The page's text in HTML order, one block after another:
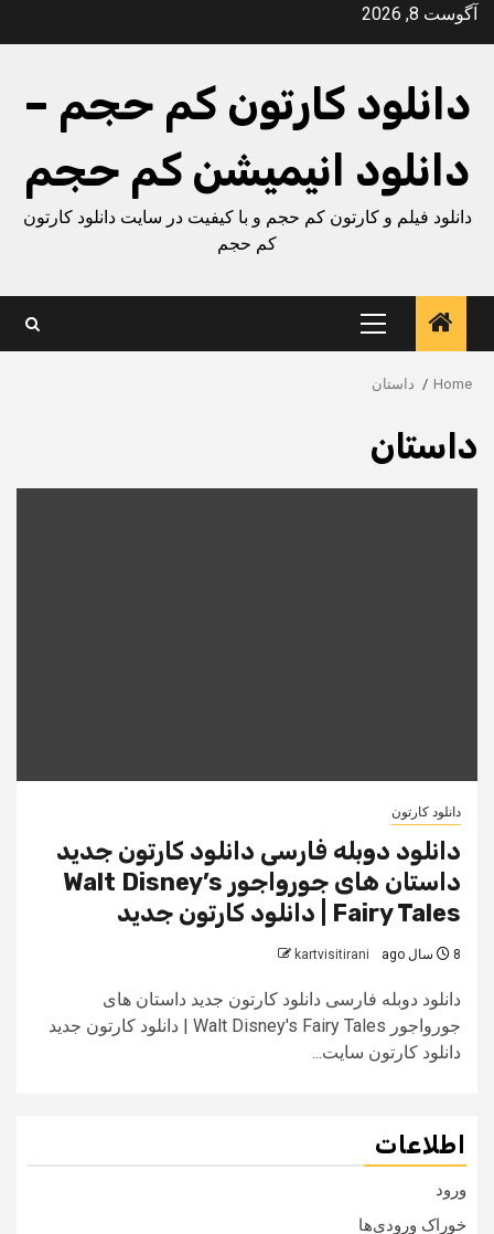
Skipآگوست 8, 2026
دانلود کارتون کم حجم –
دانلود انیمیشن کم حجم
دانلود فیلم و کارتون کم حجم و با کیفیت در سایت دانلود کارتون
کم حجم
Primary
Menu
Home داستان
داستان
دانلود کارتون
دانلود دوبله فارسی دانلود کارتون جدید
داستان های جورواجور Walt Disney’s
Fairy Tales | دانلود کارتون جدید
8 سال ago kartvisitirani
دانلود دوبله فارسی دانلود کارتون جدید داستان های
جورواجور Walt Disney's Fairy Tales | دانلود کارتون جدید
دانلود کارتون سایت...
اطلاعات
ورود
خوراک ورودی‌ها